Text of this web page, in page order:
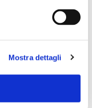
Mostra dettagli
perde
non era solo la
un pezzo di storia